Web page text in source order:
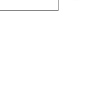
der Sie